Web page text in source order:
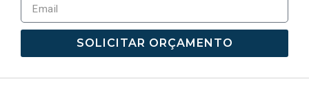
SOLICITAR ORÇAMENTO